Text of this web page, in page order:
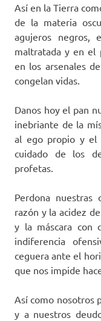
Así en la Tierra
de la materia
agujeros
maltratada y en el
en los arsenales
congelan vidas.
Danos hoy el pan
inebriante de la
al ego propio y el
cuidado de los
profetas.
Perdona
razón y la acidez
y la máscara con
indiferencia
ceguera ante el
que nos impide
Así como nosotros
y a nuestros